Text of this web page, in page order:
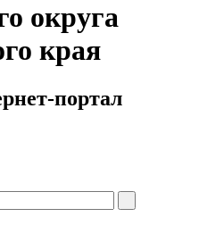
округа
края
портал